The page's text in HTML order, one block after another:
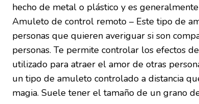
hecho de metal o plástico y es
Amuleto de control remoto – Este tipo de
personas que quieren averiguar si son
personas. Te permite controlar los efectos
utilizado para atraer el amor de otras
un tipo de amuleto controlado a distancia
magia. Suele tener el tamaño de un grano